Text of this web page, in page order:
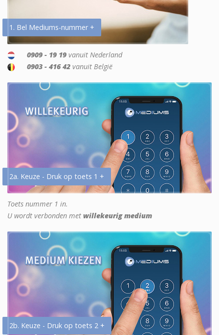
1. Bel Mediums-nummer +
0909 - 19 19 vanuit Nederland
0903 - 416 42 vanuit België
2a. Keuze - Druk op toets 1 +
Toets nummer 1 in.
U wordt verbonden met willekeurig medium
2b. Keuze - Druk op toets 2 +